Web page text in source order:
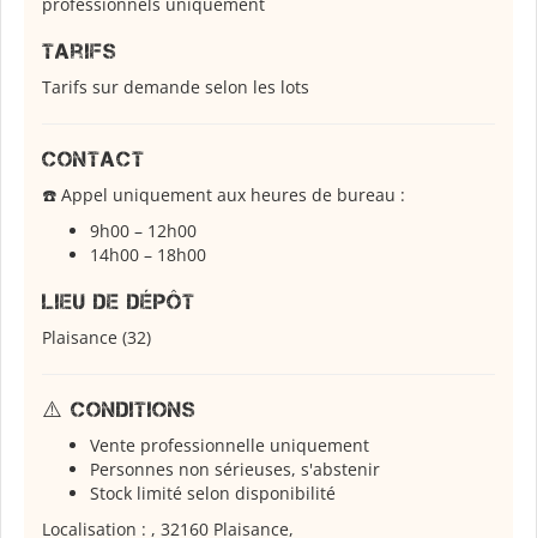
professionnels uniquement
Tarifs
Tarifs sur demande selon les lots
Contact
☎️ Appel uniquement aux heures de bureau :
9h00 – 12h00
14h00 – 18h00
Lieu de dépôt
Plaisance (32)
⚠️ Conditions
Vente professionnelle uniquement
Personnes non sérieuses, s'abstenir
Stock limité selon disponibilité
Localisation : , 32160 Plaisance,